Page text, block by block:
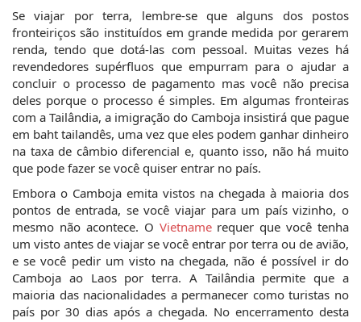
Se viajar por terra, lembre-se que alguns dos postos
fronteiriços são instituídos em grande medida por gerarem
renda, tendo que dotá-las com pessoal. Muitas vezes há
revendedores supérfluos que empurram para o ajudar a
concluir o processo de pagamento mas você não precisa
deles porque o processo é simples. Em algumas fronteiras
com a Tailândia, a imigração do Camboja insistirá que pague
em baht tailandês, uma vez que eles podem ganhar dinheiro
na taxa de câmbio diferencial e, quanto isso, não há muito
que pode fazer se você quiser entrar no país.
Embora o Camboja emita vistos na chegada à maioria dos
pontos de entrada, se você viajar para um país vizinho, o
mesmo não acontece. O Vietnamerequer que você tenha
um visto antes de viajar se você entrar por terra ou de avião,
e se você pedir um visto na chegada, não é possível ir do
Camboja ao Laos por terra. A Tailândia permite que a
maioria das nacionalidades a permanecer como turistas no
país por 30 dias após a chegada. No encerramento desta